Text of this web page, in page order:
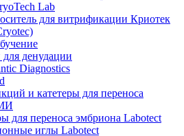
Lab
для витрификации Криотек
денудации
Diagnostics
и катетеры для переноса
для переноса эмбриона Labotect
иглы Labotect